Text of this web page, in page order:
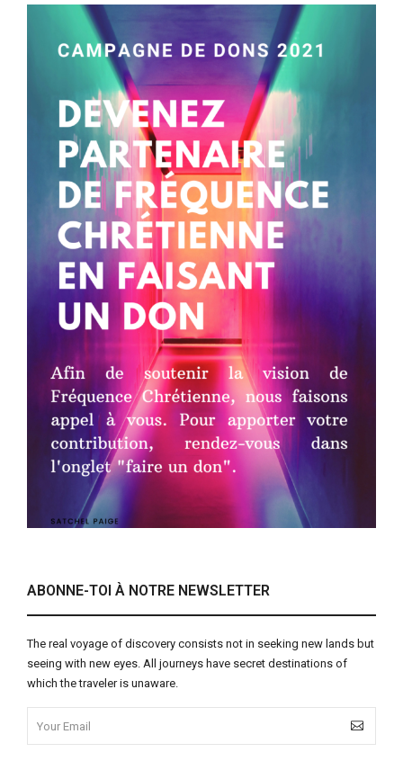
ABONNE-TOI À NOTRE NEWSLETTER
The real voyage of discovery consists not in seeking new lands but
seeing with new eyes. All journeys have secret destinations of
which the traveler is unaware.